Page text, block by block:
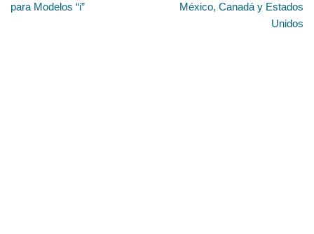
para Modelos “i”
México, Canadá y Estados
Unidos